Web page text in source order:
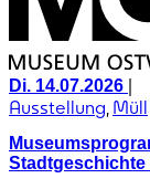
Di. 14.07.2026 |
Ausstellung, Müll
Stadtgeschichte